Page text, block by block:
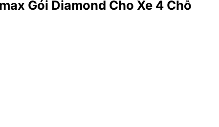
Gói Diamond Cho Xe 4 Chỗ